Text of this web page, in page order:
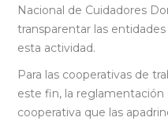
Nacional de Cuidadores
transparentar las
esta actividad.
Para las cooperativas de
este fin, la
cooperativa que las